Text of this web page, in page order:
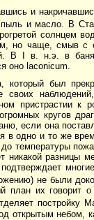
и
пыль и масло. В
солнцем
но чаще, смыв с
В I в. н.э. в
оно laconicum.
который был
своих
пристрастии к
кругов
если она
в одно и то же
температуры
никакой разницы
не были
план их говорит о
постройку
открытым небом,